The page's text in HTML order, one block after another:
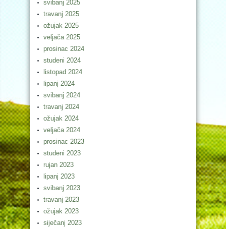
svibanj 2025
travanj 2025
ožujak 2025
veljača 2025
prosinac 2024
studeni 2024
listopad 2024
lipanj 2024
svibanj 2024
travanj 2024
ožujak 2024
veljača 2024
prosinac 2023
studeni 2023
rujan 2023
lipanj 2023
svibanj 2023
travanj 2023
ožujak 2023
siječanj 2023